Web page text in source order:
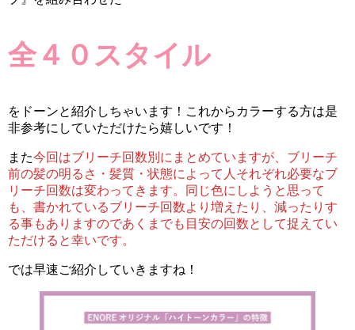
全４０スタイル
をドーンと紹介しちゃいます！これからカラーする方は是
非参考にしていただけたら嬉しいです！
また今回はブリーチ回数別にまとめていますが、ブリーチ
前の髪の明るさ・髪質・状態によって人それぞれ必要なブ
リーチ回数は変わってきます。同じ色にしようと思って
も、書かれているブリーチ回数より増えたり、減ったりす
る事もありますのであくまでも目安の回数として捉えてい
ただけると幸いです。
では早速ご紹介していきますね！